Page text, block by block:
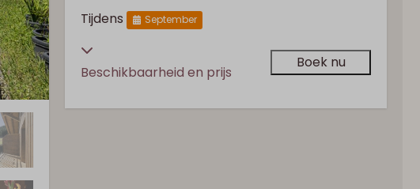
Tijdens
September
Beschikbaarheid en prijs
Boek nu